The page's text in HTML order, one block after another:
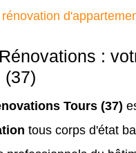
rénovation
:
(37)
Tours (37)
tous corps d'état